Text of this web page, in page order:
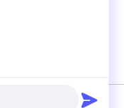
voorbehouden.